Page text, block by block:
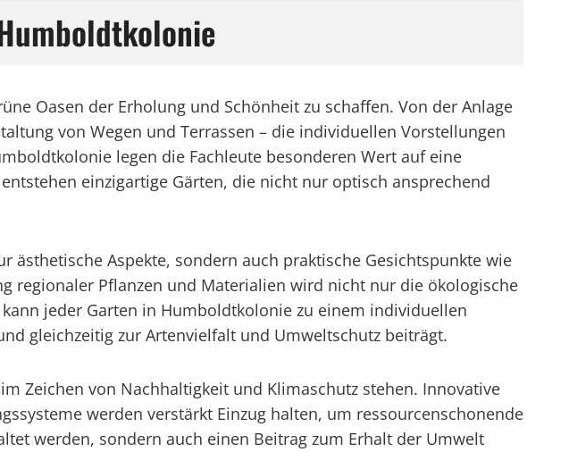
Oasen der Erholung und Schönheit zu schaffen. Von der Anlage
von Wegen und Terrassen – die individuellen Vorstellungen
legen die Fachleute besonderen Wert auf eine
einzigartige Gärten, die nicht nur optisch ansprechend
Aspekte, sondern auch praktische Gesichtspunkte wie
regionaler Pflanzen und Materialien wird nicht nur die ökologische
jeder Garten in Humboldtkolonie zu einem individuellen
gleichzeitig zur Artenvielfalt und Umweltschutz beiträgt.
Zeichen von Nachhaltigkeit und Klimaschutz stehen. Innovative
werden verstärkt Einzug halten, um ressourcenschonende
werden, sondern auch einen Beitrag zum Erhalt der Umwelt